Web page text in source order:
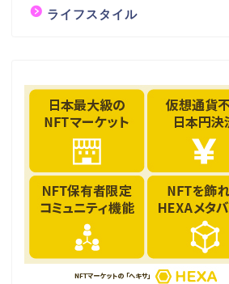
ライフスタイル